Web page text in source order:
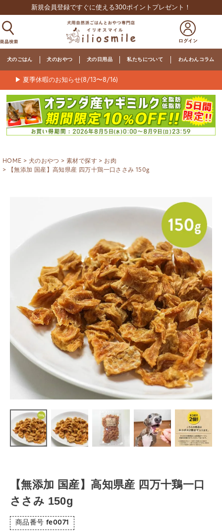
新規会員登録ですぐに使える300ポイントプレゼント！
犬のごはん 犬のおやつ 犬の日用品 私たちについて わんわんコラム
▶ 夏季休暇のお知らせ(8/13〜8/16)
HOME 犬のおやつ 素材で探す
お肉
【無添加 国産】高知県産 四万十鶏一口ささみ 150g
【無添加 国産】高知県産 四万十鶏一口
ささみ 150g
商品番号 fe0071